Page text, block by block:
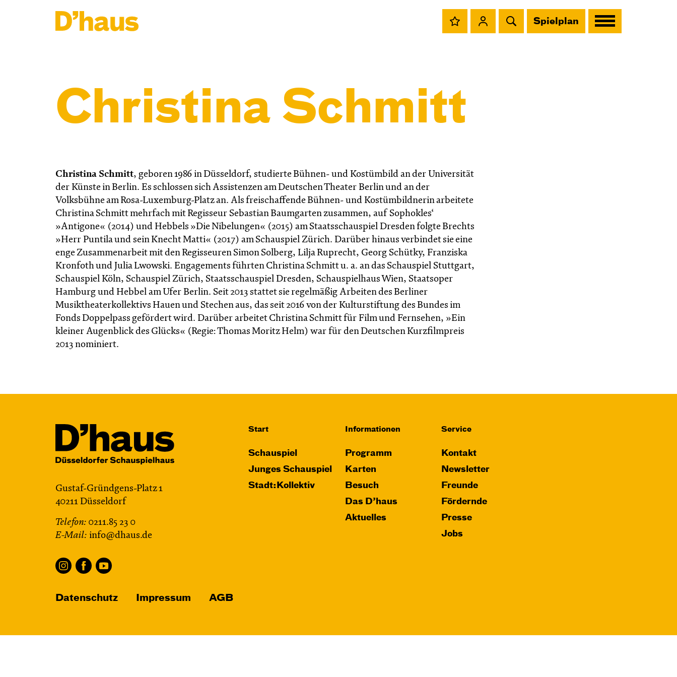
Spielplan
Christina Schmitt
Christina Schmitt, geboren 1986 in Düsseldorf, studierte Bühnen- und Kostümbild an der Universität
der Künste in Berlin. Es schlossen sich Assistenzen am Deutschen Theater Berlin und an der
Volksbühne am Rosa-Luxemburg-Platz an. Als freischaffende Bühnen- und Kostümbildnerin arbeitete
Christina Schmitt mehrfach mit Regisseur Sebastian Baumgarten zusammen, auf Sophokles‘
»Antigone« (2014) und Hebbels »Die Nibelungen« (2015) am Staatsschauspiel Dresden folgte Brechts
»Herr Puntila und sein Knecht Matti« (2017) am Schauspiel Zürich. Darüber hinaus verbindet sie eine
enge Zusammenarbeit mit den Regisseuren Simon Solberg, Lilja Ruprecht, Georg Schütky, Franziska
Kronfoth und Julia Lwowski. Engagements führten Christina Schmitt u. a. an das Schauspiel Stuttgart,
Schauspiel Köln, Schauspiel Zürich, Staatsschauspiel Dresden, Schauspielhaus Wien, Staatsoper
Hamburg und Hebbel am Ufer Berlin. Seit 2013 stattet sie regelmäßig Arbeiten des Berliner
Musiktheaterkollektivs Hauen und Stechen aus, das seit 2016 von der Kulturstiftung des Bundes im
Fonds Doppelpass gefördert wird. Darüber arbeitet Christina Schmitt für Film und Fernsehen, »Ein
kleiner Augenblick des Glücks« (Regie: Thomas Moritz Helm) war für den Deutschen Kurzfilmpreis
2013 nominiert.
Gustaf-Gründgens-Platz 1
40211 Düsseldorf
Telefon: 0211.85 23 0
E-Mail: info@dhaus.de
Start
Schauspiel
Junges Schauspiel
Stadt:Kollektiv
Informationen
Programm
Karten
Besuch
Das D’haus
Aktuelles
Service
Kontakt
Newsletter
Freunde
Fördernde
Presse
Jobs
Datenschutz Impressum AGB